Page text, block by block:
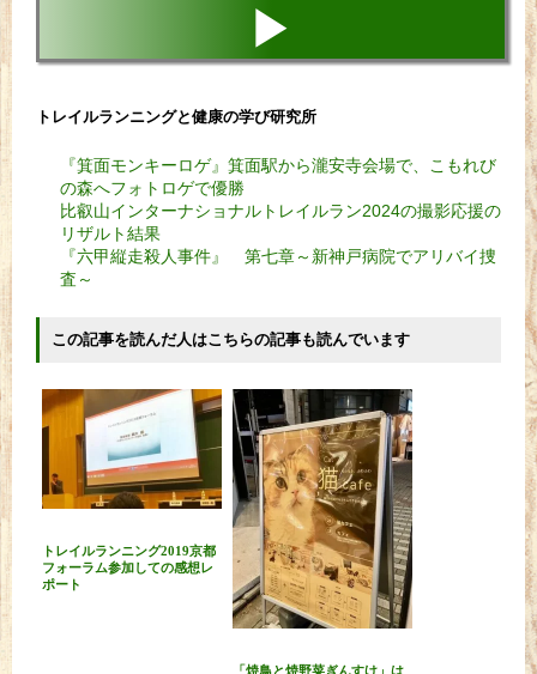
▶
トレイルランニングと健康の学び研究所
『箕面モンキーロゲ』箕面駅から瀧安寺会場で、こもれび
の森へフォトロゲで優勝
比叡山インターナショナルトレイルラン2024の撮影応援の
リザルト結果
『六甲縦走殺人事件』 第七章～新神戸病院でアリバイ捜
査～
この記事を読んだ人はこちらの記事も読んでいます
トレイルランニング2019京都
フォーラム参加しての感想レ
ポート
「焼鳥と焼野菜ぎんすけ」は